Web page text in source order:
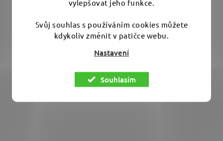
vylepšovat jeho funkce.
Svůj souhlas s používáním cookies můžete
kdykoliv změnit v patičce webu.
Nastavení
Souhlasím